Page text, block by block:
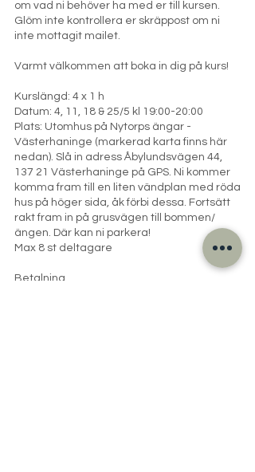
om vad ni behöver ha med er till kursen.
Glöm inte kontrollera er skräppost om ni
inte mottagit mailet.
Varmt välkommen att boka in dig på kurs!
Kurslängd: 4 x 1 h
Datum: 4, 11, 18 & 25/5 kl 19:00-20:00
Plats: Utomhus på Nytorps ängar -
Västerhaninge (markerad karta finns här
nedan). Slå in adress Åbylundsvägen 44,
137 21 Västerhaninge på GPS. Ni kommer
komma fram till en liten vändplan med röda
hus på höger sida, åk förbi dessa. Fortsätt
rakt fram in på grusvägen till bommen/
ängen. Där kan ni parkera!
Max 8 st deltagare
Betalning